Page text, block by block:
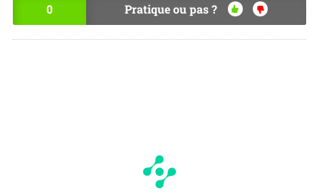
0 Pratique ou pas ?
OU
I
NO